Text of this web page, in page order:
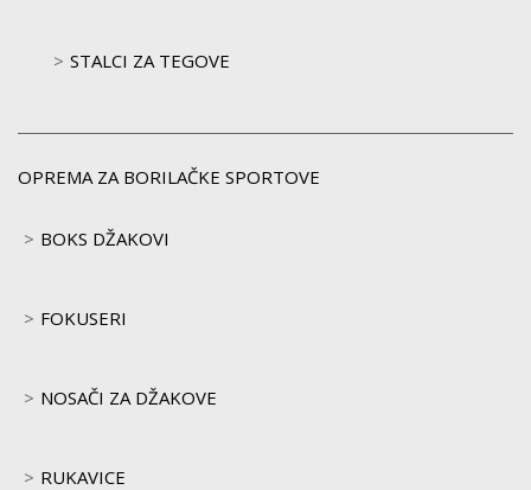
STALCI ZA TEGOVE
OPREMA ZA BORILAČKE SPORTOVE
BOKS DŽAKOVI
FOKUSERI
NOSAČI ZA DŽAKOVE
RUKAVICE